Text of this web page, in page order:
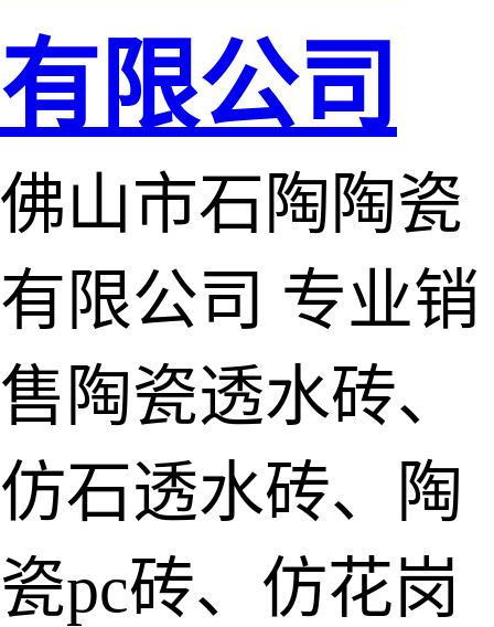
有限公司
佛山市石陶陶瓷
有限公司 专业销
售陶瓷透水砖、
仿石透水砖、陶
瓷pc砖、仿花岗